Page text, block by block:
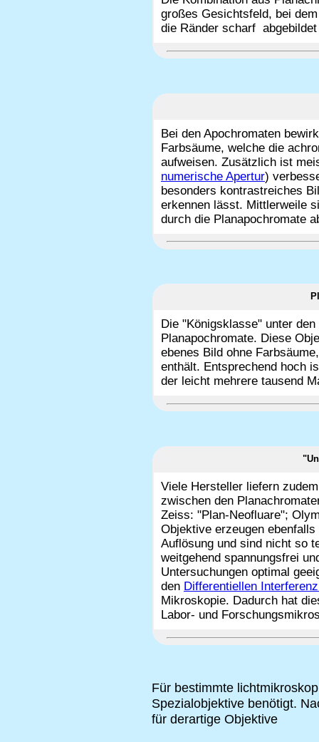
großes Gesichtsfeld, bei
die Ränder scharf
Bei den Apochromaten
Farbsäume, welche die
aufweisen. Zusätzlich ist
numerische Apertur)
besonders kontrastreiches
erkennen lässt. Mittlerweile
durch die Planapochromate
Die "Königsklasse" unter
Planapochromate. Diese
ebenes Bild ohne
enthält. Entsprechend hoch
der leicht mehrere tausend
Viele Hersteller liefern
zwischen den
Zeiss: "Plan-Neofluare";
Objektive erzeugen
Auflösung und sind nicht so
weitgehend spannungsfrei
Untersuchungen optimal
den Differentiellen
Mikroskopie. Dadurch hat
Labor- und
Für bestimmte
Spezialobjektive benötigt.
für derartige Objektive